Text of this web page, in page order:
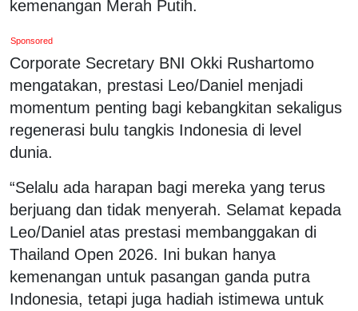
kemenangan Merah Putih.
Sponsored
Corporate Secretary BNI Okki Rushartomo
mengatakan, prestasi Leo/Daniel menjadi
momentum penting bagi kebangkitan sekaligus
regenerasi bulu tangkis Indonesia di level
dunia.
“Selalu ada harapan bagi mereka yang terus
berjuang dan tidak menyerah. Selamat kepada
Leo/Daniel atas prestasi membanggakan di
Thailand Open 2026. Ini bukan hanya
kemenangan untuk pasangan ganda putra
Indonesia, tetapi juga hadiah istimewa untuk